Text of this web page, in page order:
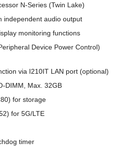
N-Series (Twin Lake)
independent audio output
monitoring functions
Device Power Control)
via I210IT LAN port (optional)
DIMM, Max. 32GB
for storage
for 5G/LTE
timer